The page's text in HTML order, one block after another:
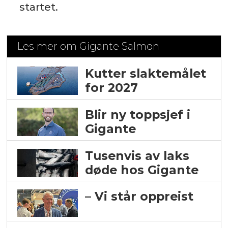
startet.
Les mer om Gigante Salmon
Kutter slaktemålet
for 2027
Blir ny toppsjef i
Gigante
Tusenvis av laks
døde hos Gigante
– Vi står oppreist